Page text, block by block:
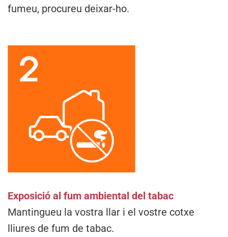
fumeu, procureu deixar-ho.
Exposició al fum ambiental del tabac
Mantingueu la vostra llar i el vostre cotxe
lliures de fum de tabac.